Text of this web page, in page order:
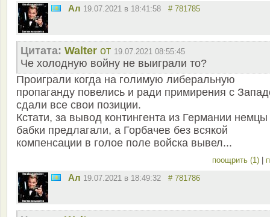
Ал 19.07.2021 в 18:41:58 # 781785
Цитата: Walter от 19.07.2021 08:55:45
Че холодную войну не выиграли то?
Проиграли когда на голимую либеральную
пропаганду повелись и ради примирения с
сдали все свои позиции.
Кстати, за вывод контингента из Германии немцы
бабки предлагали, а Горбачев без всякой
компенсации в голое поле войска вывел...
поощрить (1) |
Ал 19.07.2021 в 18:49:32 # 781786